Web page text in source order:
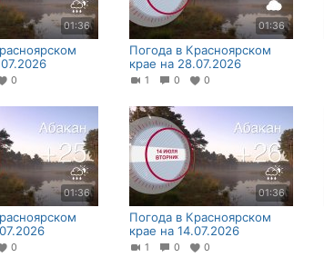
01:36
0
01:36
Погода в Красноярском
крае на 28.07.2026
1 0 0
01:36
0
01:36
Погода в Красноярском
крае на 14.07.2026
1 0 0